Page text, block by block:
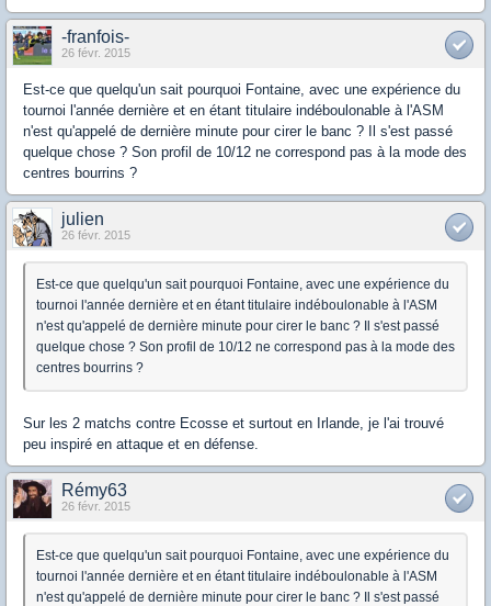
-franfois-
26 févr. 2015
Est-ce que quelqu'un sait pourquoi Fontaine, avec une expérience du
tournoi l'année dernière et en étant titulaire indéboulonable à l'ASM
n'est qu'appelé de dernière minute pour cirer le banc ? Il s'est passé
quelque chose ? Son profil de 10/12 ne correspond pas à la mode des
centres bourrins ?
julien
26 févr. 2015
Est-ce que quelqu'un sait pourquoi Fontaine, avec une expérience du
tournoi l'année dernière et en étant titulaire indéboulonable à l'ASM
n'est qu'appelé de dernière minute pour cirer le banc ? Il s'est passé
quelque chose ? Son profil de 10/12 ne correspond pas à la mode des
centres bourrins ?
Sur les 2 matchs contre Ecosse et surtout en Irlande, je l'ai trouvé
peu inspiré en attaque et en défense.
Rémy63
26 févr. 2015
Est-ce que quelqu'un sait pourquoi Fontaine, avec une expérience du
tournoi l'année dernière et en étant titulaire indéboulonable à l'ASM
n'est qu'appelé de dernière minute pour cirer le banc ? Il s'est passé